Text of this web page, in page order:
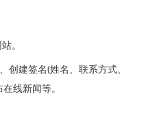
。
建签名(姓名、联系方式、
线新闻等。